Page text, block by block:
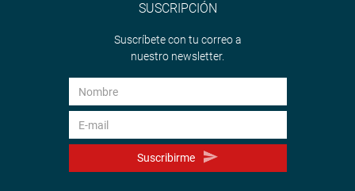
SUSCRIPCIÓN
Suscríbete con tu correo a
nuestro newsletter.
Suscribirme